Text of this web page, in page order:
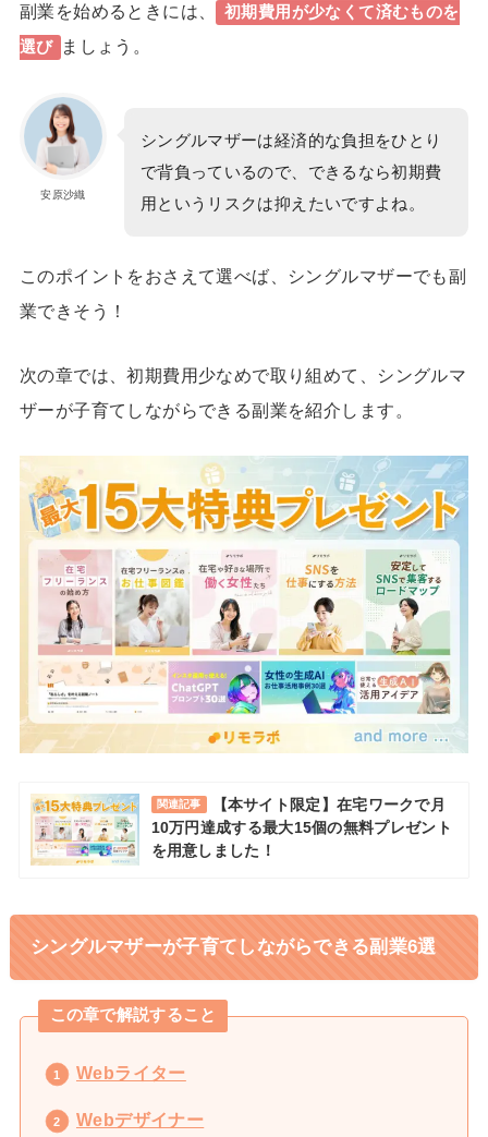
副業を始めるときには、
初期費用が少なくて済むものを
選び
ましょう。
安原沙織
シングルマザーは経済的な負担をひとり
で背負っているので、できるなら初期費
用というリスクは抑えたいですよね。
このポイントをおさえて選べば、シングルマザーでも副
業できそう！
次の章では、初期費用少なめで取り組めて、シングルマ
ザーが子育てしながらできる副業を紹介します。
関連記事
【本サイト限定】在宅ワークで月
10万円達成する最大15個の無料プレゼント
を用意しました！
シングルマザーが子育てしながらできる副業6選
この章で解説すること
Webライター
Webデザイナー